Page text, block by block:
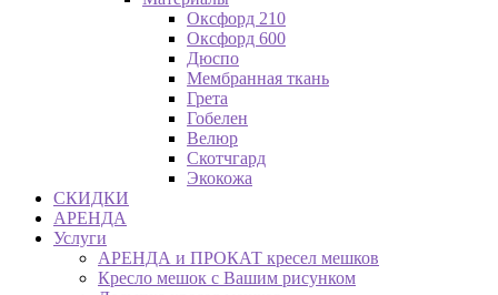
Оксфорд 210
Оксфорд 600
Дюспо
Мембранная ткань
Грета
Гобелен
Велюр
Скотчгард
Экокожа
СКИДКИ
АРЕНДА
Услуги
АРЕНДА и ПРОКАТ кресел мешков
Кресло мешок с Вашим рисунком